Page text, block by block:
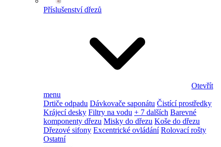
Příslušenství dřezů
Otevřít
menu
Drtiče odpadu Dávkovače saponátu Čistící prostředky
Krájecí desky Filtry na vodu + 7 dalších Barevné
komponenty dřezu Misky do dřezu Koše do dřezu
Dřezové sifony Excentrické ovládání Rolovací rošty
Ostatní